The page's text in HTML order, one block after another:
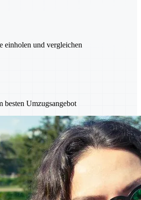
einholen und vergleichen
besten Umzugsangebot